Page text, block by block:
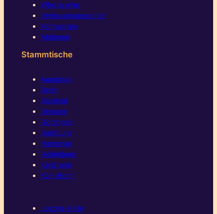
Who is who
Vertrauenspersonen
Mitmachen
Aktionen
Stammtische
Augsburg
Berlin
Bielefeld
Dresden
Göttingen
Hamburg
Hannover
Heidelberg
Karlsruhe
Köln-Bonn
Leipzig-Halle